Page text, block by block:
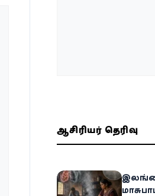
ஆசிரியர் தெரிவு